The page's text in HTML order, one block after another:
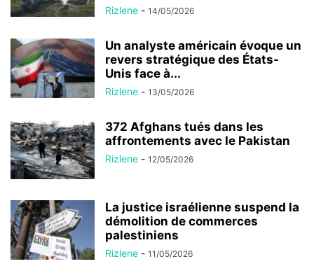
Rizlene - 14/05/2026
Un analyste américain évoque un
revers stratégique des États-
Unis face à...
Rizlene - 13/05/2026
372 Afghans tués dans les
affrontements avec le Pakistan
Rizlene - 12/05/2026
La justice israélienne suspend la
démolition de commerces
palestiniens
Rizlene - 11/05/2026